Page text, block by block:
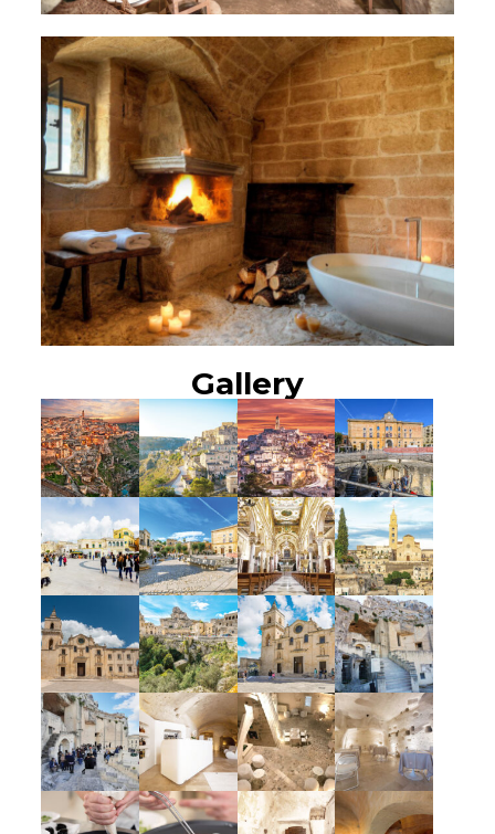
Gallery